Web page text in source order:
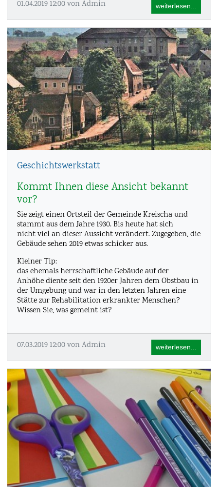
01.04.2019 12:00von Admin weiterlesen...
Geschichtswerkstatt
Kommt Ihnen diese Ansicht bekannt
vor?
Sie zeigt einen Ortsteil der Gemeinde Kreischa und
stammt aus dem Jahre 1930. Bis heute hat sich
nicht viel an dieser Aussicht verändert. Zugegeben, die
Gebäude sehen 2019 etwas schicker aus.
Kleiner Tip:
das ehemals herrschaftliche Gebäude auf der
Anhöhe diente seit den 1920er Jahren dem Obstbau in
der Umgebung und war in den letzten Jahren eine
Stätte zur Rehabilitation erkrankter Menschen?
Wissen Sie, was gemeint ist?
07.03.2019 12:00von Admin weiterlesen...